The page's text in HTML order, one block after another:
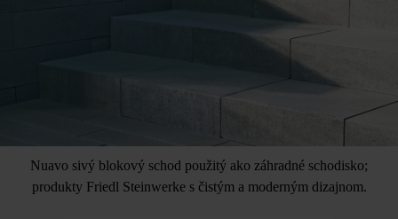
Nuavo sivý blokový schod použitý ako záhradné schodisko;
produkty Friedl Steinwerke s čistým a moderným dizajnom.